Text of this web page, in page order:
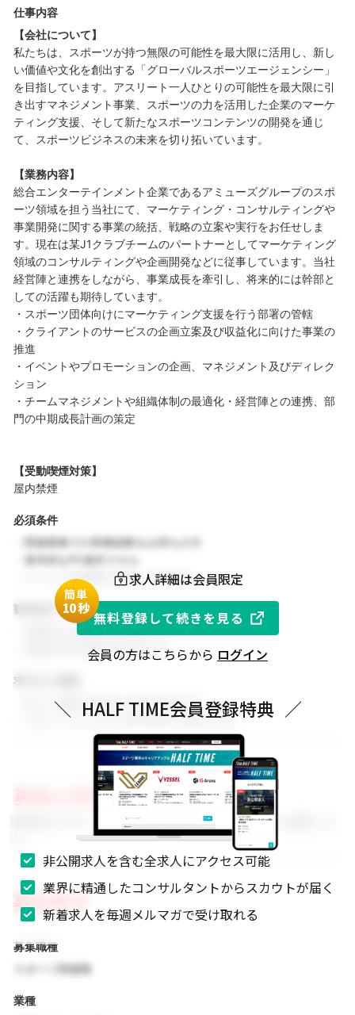
仕事内容
【会社について】
私たちは、スポーツが持つ無限の可能性を最大限に活用し、新し
い価値や文化を創出する「グローバルスポーツエージェンシー」
を目指しています。アスリート一人ひとりの可能性を最大限に引
き出すマネジメント事業、スポーツの力を活用した企業のマーケ
ティング支援、そして新たなスポーツコンテンツの開発を通じ
て、スポーツビジネスの未来を切り拓いています。
【業務内容】
総合エンターテインメント企業であるアミューズグループのスポ
ーツ領域を担う当社にて、マーケティング・コンサルティングや
事業開発に関する事業の統括、戦略の立案や実行をお任せしま
す。現在は某J1クラブチームのパートナーとしてマーケティング
領域のコンサルティングや企画開発などに従事しています。当社
経営陣と連携をしながら、事業成長を牽引し、将来的には幹部と
しての活躍も期待しています。
・スポーツ団体向けにマーケティング支援を行う部署の管轄
・クライアントのサービスの企画立案及び収益化に向けた事業の
推進
・イベントやプロモーションの企画、マネジメント及びディレク
ション
・チームマネジメントや組織体制の最適化 ・経営陣との連携、部
門の中期成長計画の策定
【受動喫煙対策】
屋内禁煙
必須条件
・関連業務での実務経験をお持ちの方
・基本的なPC操作スキル
・チームでの協働を大切にできる方
歓迎条件
・同業界での就業経験がある方
・関連分野の知見をお持ちの方
求める人物像
・新しい挑戦に前向きに取り組める方
・スポーツビジネスに強い関心をお持ちの方
募集の背景
事業拡大に伴い、組織体制を強化するためのメンバーを募集しま
募集要項
募集職種
スポーツ関連職
業種
求人詳細は会員限定
簡単
10秒
無料登録して続きを見る
会員の方はこちらから ログイン
＼ HALF TIME会員登録特典 ／
非公開求人を含む全求人にアクセス可能
業界に精通したコンサルタントからスカウトが届く
新着求人を毎週メルマガで受け取れる